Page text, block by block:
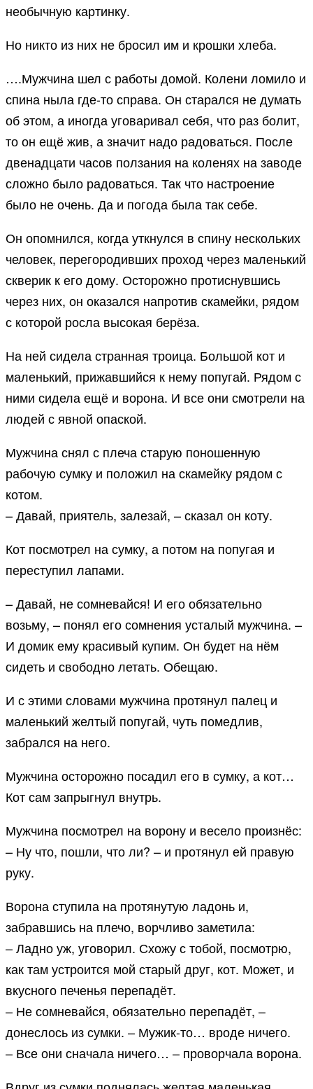
необычную картинку.
Но никто из них не бросил им и крошки хлеба.
….Мужчина шел с работы домой. Колени ломило и
спина ныла где-то справа. Он старался не думать
об этом, а иногда уговаривал себя, что раз болит,
то он ещё жив, а значит надо радоваться. После
двенадцати часов ползания на коленях на заводе
сложно было радоваться. Так что настроение
было не очень. Да и погода была так себе.
Он опомнился, когда уткнулся в спину нескольких
человек, перегородивших проход через маленький
скверик к его дому. Осторожно протиснувшись
через них, он оказался напротив скамейки, рядом
с которой росла высокая берёза.
На ней сидела странная троица. Большой кот и
маленький, прижавшийся к нему попугай. Рядом с
ними сидела ещё и ворона. И все они смотрели на
людей с явной опаской.
Мужчина снял с плеча старую поношенную
рабочую сумку и положил на скамейку рядом с
котом.
– Давай, приятель, залезай, – сказал он коту.
Кот посмотрел на сумку, а потом на попугая и
переступил лапами.
– Давай, не сомневайся! И его обязательно
возьму, – понял его сомнения усталый мужчина. –
И домик ему красивый купим. Он будет на нём
сидеть и свободно летать. Обещаю.
И с этими словами мужчина протянул палец и
маленький желтый попугай, чуть помедлив,
забрался на него.
Мужчина осторожно посадил его в сумку, а кот…
Кот сам запрыгнул внутрь.
Мужчина посмотрел на ворону и весело произнёс:
– Ну что, пошли, что ли? – и протянул ей правую
руку.
Ворона ступила на протянутую ладонь и,
забравшись на плечо, ворчливо заметила:
– Ладно уж, уговорил. Схожу с тобой, посмотрю,
как там устроится мой старый друг, кот. Может, и
вкусного печенья перепадёт.
– Не сомневайся, обязательно перепадёт, –
донеслось из сумки. – Мужик-то… вроде ничего.
– Все они сначала ничего… – проворчала ворона.